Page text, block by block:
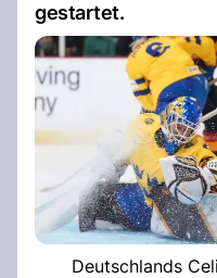
gestartet.
Deutschlands